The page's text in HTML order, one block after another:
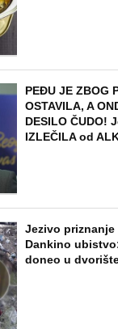
PEĐU JE ZBOG
OSTAVILA, A
DESILO ČUDO!
IZLEČILA od
Jezivo
Dankino
doneo u